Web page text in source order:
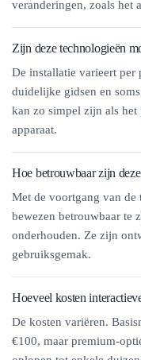
veranderingen, zoals het
Zijn deze technologieën
De installatie varieert per
duidelijke gidsen en
kan zo simpel zijn als
apparaat.
Hoe betrouwbaar zijn
Met de voortgang van de
bewezen betrouwbaar te
onderhouden. Ze zijn
gebruiksgemak.
Hoeveel kosten
De kosten variëren.
€100, maar premium-